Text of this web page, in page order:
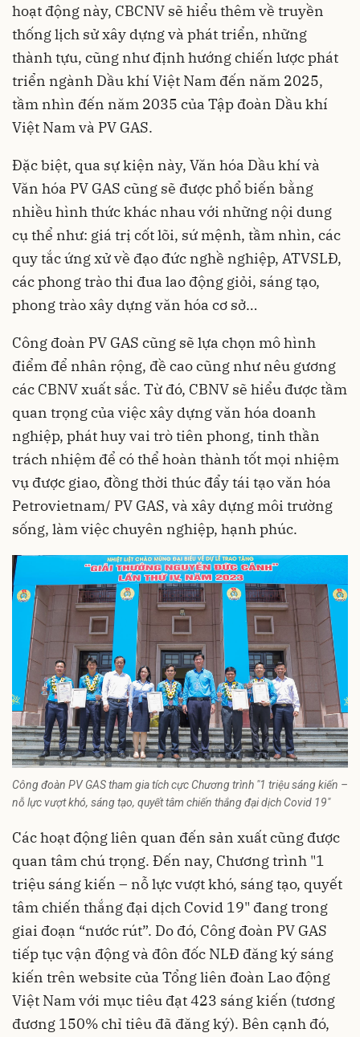
hoạt động này, CBCNV sẽ hiểu thêm về truyền
thống lịch sử xây dựng và phát triển, những
thành tựu, cũng như định hướng chiến lược phát
triển ngành Dầu khí Việt Nam đến năm 2025,
tầm nhìn đến năm 2035 của Tập đoàn Dầu khí
Việt Nam và PV GAS.
Đặc biệt, qua sự kiện này, Văn hóa Dầu khí và
Văn hóa PV GAS cũng sẽ được phổ biến bằng
nhiều hình thức khác nhau với những nội dung
cụ thể như: giá trị cốt lõi, sứ mệnh, tầm nhìn, các
quy tắc ứng xử về đạo đức nghề nghiệp, ATVSLĐ,
các phong trào thi đua lao động giỏi, sáng tạo,
phong trào xây dựng văn hóa cơ sở…
Công đoàn PV GAS cũng sẽ lựa chọn mô hình
điểm để nhân rộng, đề cao cũng như nêu gương
các CBNV xuất sắc. Từ đó, CBNV sẽ hiểu được tầm
quan trọng của việc xây dựng văn hóa doanh
nghiệp, phát huy vai trò tiên phong, tinh thần
trách nhiệm để có thể hoàn thành tốt mọi nhiệm
vụ được giao, đồng thời thúc đẩy tái tạo văn hóa
Petrovietnam/ PV GAS, và xây dựng môi trường
sống, làm việc chuyên nghiệp, hạnh phúc.
Công đoàn PV GAS tham gia tích cực Chương trình "1 triệu sáng kiến –
nỗ lực vượt khó, sáng tạo, quyết tâm chiến thắng đại dịch Covid 19"
Các hoạt động liên quan đến sản xuất cũng được
quan tâm chú trọng. Đến nay, Chương trình "1
triệu sáng kiến – nỗ lực vượt khó, sáng tạo, quyết
tâm chiến thắng đại dịch Covid 19" đang trong
giai đoạn “nước rút”. Do đó, Công đoàn PV GAS
tiếp tục vận động và đôn đốc NLĐ đăng ký sáng
kiến trên website của Tổng liên đoàn Lao động
Việt Nam với mục tiêu đạt 423 sáng kiến (tương
đương 150% chỉ tiêu đã đăng ký). Bên cạnh đó,